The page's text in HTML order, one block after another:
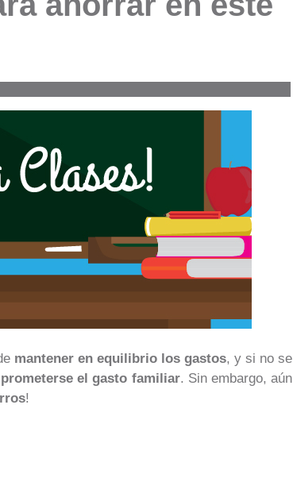
mantener en equilibrio los gastos, y si no se
el gasto familiar. Sin embargo, aún
!